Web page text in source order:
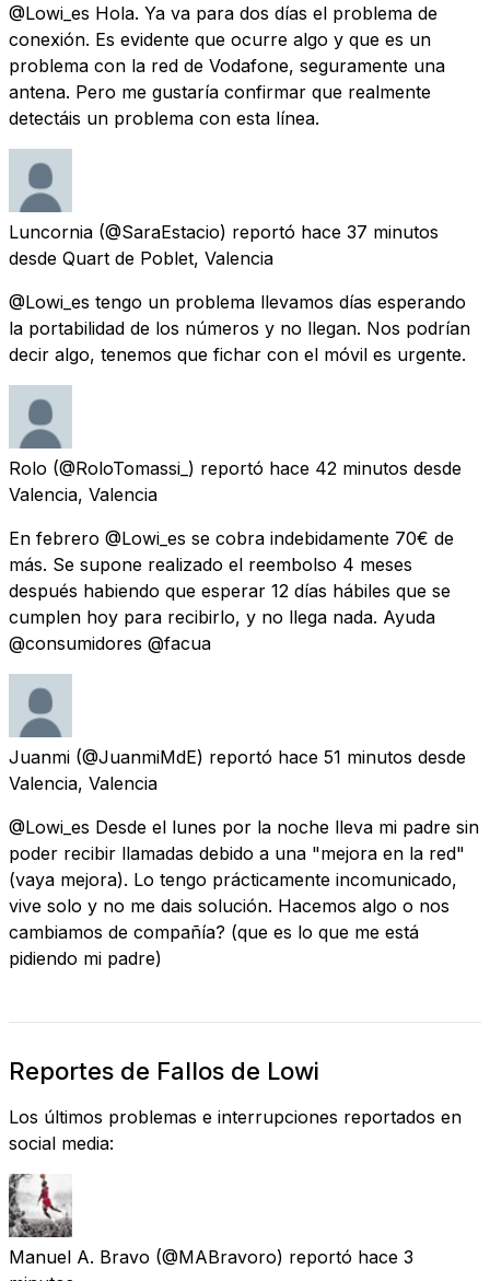
@Lowi_es Hola. Ya va para dos días el problema de
conexión. Es evidente que ocurre algo y que es un
problema con la red de Vodafone, seguramente una
antena. Pero me gustaría confirmar que realmente
detectáis un problema con esta línea.
Luncornia (@SaraEstacio) reportó hace 37 minutos
desde Quart de Poblet, Valencia
@Lowi_es tengo un problema llevamos días esperando
la portabilidad de los números y no llegan. Nos podrían
decir algo, tenemos que fichar con el móvil es urgente.
Rolo (@RoloTomassi_) reportó hace 42 minutos desde
Valencia, Valencia
En febrero @Lowi_es se cobra indebidamente 70€ de
más. Se supone realizado el reembolso 4 meses
después habiendo que esperar 12 días hábiles que se
cumplen hoy para recibirlo, y no llega nada. Ayuda
@consumidores @facua
Juanmi (@JuanmiMdE) reportó hace 51 minutos desde
Valencia, Valencia
@Lowi_es Desde el lunes por la noche lleva mi padre sin
poder recibir llamadas debido a una "mejora en la red"
(vaya mejora). Lo tengo prácticamente incomunicado,
vive solo y no me dais solución. Hacemos algo o nos
cambiamos de compañía? (que es lo que me está
pidiendo mi padre)
Reportes de Fallos de Lowi
Los últimos problemas e interrupciones reportados en
social media:
Manuel A. Bravo (@MABravoro) reportó hace 3